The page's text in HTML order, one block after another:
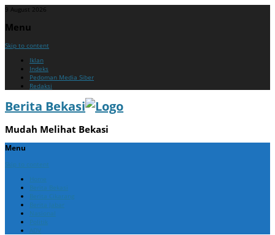
9 August 2026
Menu
Skip to content
Iklan
Indeks
Pedoman Media Siber
Redaksi
Berita Bekasi
Mudah Melihat Bekasi
Menu
Skip to content
Home
Berita Bekasi
Berita Cikarang
Berita Jabar
Nasional
Politik
ADV